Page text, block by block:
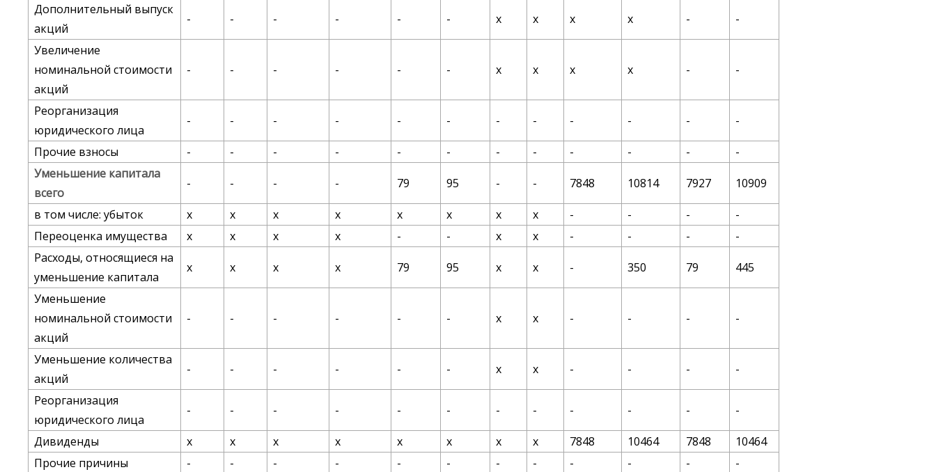
Дополнительный выпуск
акций
- - - - - - х х х х - -
Увеличение
номинальной стоимости
акций
- - - - - - х х х х - -
Реорганизация
юридического лица
- - - - - - - - - - - -
Прочие взносы - - - - - - - - - - -
-
Уменьшение капитала
всего
- - - - 79 95 - - 7848 10814 7927 10909
в том числе: убыток х х х х х х х х - - -
-
Переоценка имущества
х х х х - - х х - - -
-
Расходы, относящиеся на
уменьшение капитала
х х х х 79 95 х х - 350 79 445
Уменьшение
номинальной стоимости
акций
- - - - - - х х - - - -
Уменьшение количества
акций
- - - - - - х х - - - -
Реорганизация
юридического лица
- - - - - - - - - - - -
Дивиденды х х х х х х х х 7848 10464 7848
10464
Прочие причины
- - - - - - - - - - -
-